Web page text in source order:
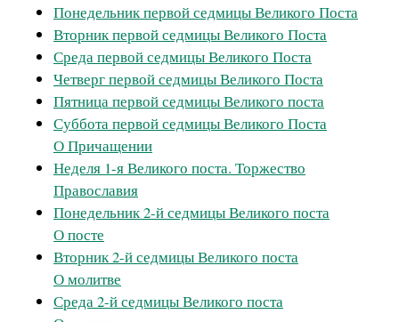
Понедельник первой седмицы Великого Поста
Вторник первой седмицы Великого Поста
Среда первой седмицы Великого Поста
Четверг первой седмицы Великого Поста
Пятница первой седмицы Великого поста
Суббота первой седмицы Великого Поста
О Причащении
Неделя 1-я Великого поста. Торжество
Православия
Понедельник 2-й седмицы Великого поста
О посте
Вторник 2-й седмицы Великого поста
О молитве
Среда 2-й седмицы Великого поста